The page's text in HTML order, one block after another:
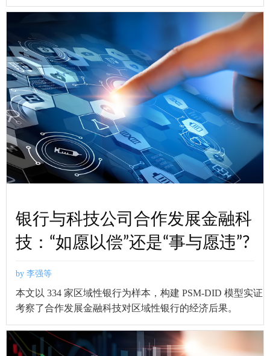
银行与科技公司合作发展金融科
技：“如愿以偿”还是“事与愿违”?
by 李强等
本文以 334 家区域性银行为样本，构建 PSM-DID 模型实证
考察了合作发展金融科技对区域性银行的经济后果。